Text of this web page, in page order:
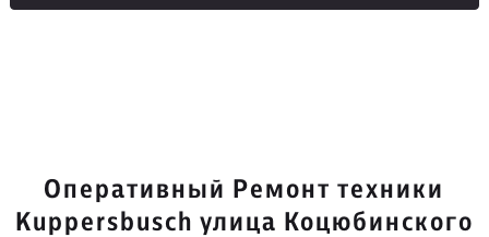
Оперативный Ремонт техники
Kuppersbusch улица Коцюбинского